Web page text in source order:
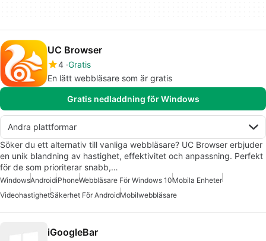
UC Browser
4 Gratis
En lätt webbläsare som är gratis
Gratis nedladdning för Windows
Andra plattformar
Söker du ett alternativ till vanliga webbläsare? UC Browser erbjuder
en unik blandning av hastighet, effektivitet och anpassning. Perfekt
för de som prioriterar snabb,…
WindowsAndroidiPhoneWebbläsare För Windows 10Mobila Enheter
VideohastighetSäkerhet För AndroidMobilwebbläsare
iGoogleBar